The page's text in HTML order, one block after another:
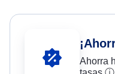
Ahorra